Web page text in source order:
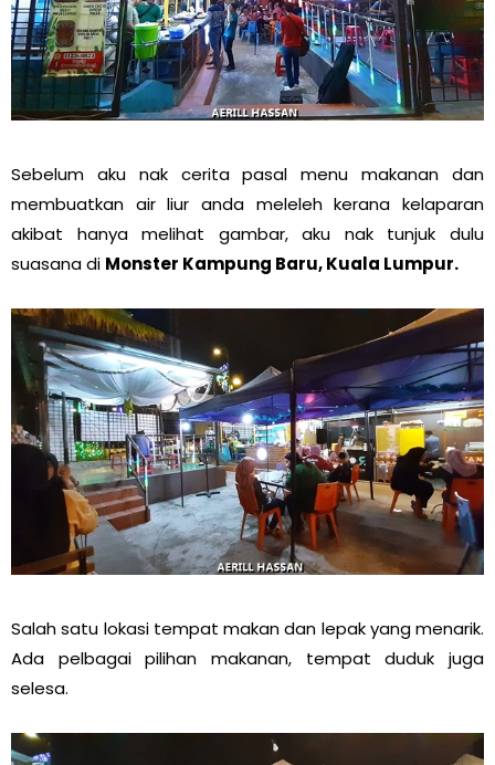
Sebelum aku nak cerita pasal menu makanan dan
membuatkan air liur anda meleleh kerana kelaparan
akibat hanya melihat gambar, aku nak tunjuk dulu
suasana di Monster Kampung Baru, Kuala Lumpur.
Salah satu lokasi tempat makan dan lepak yang menarik.
Ada pelbagai pilihan makanan, tempat duduk juga
selesa.